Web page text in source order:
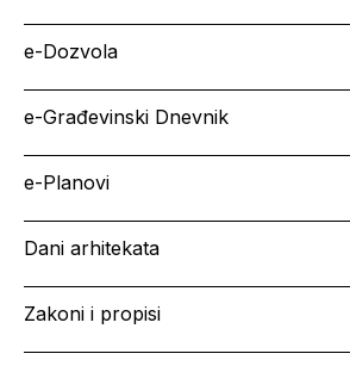
e-Dozvola
e-Građevinski Dnevnik
e-Planovi
Dani arhitekata
Zakoni i propisi